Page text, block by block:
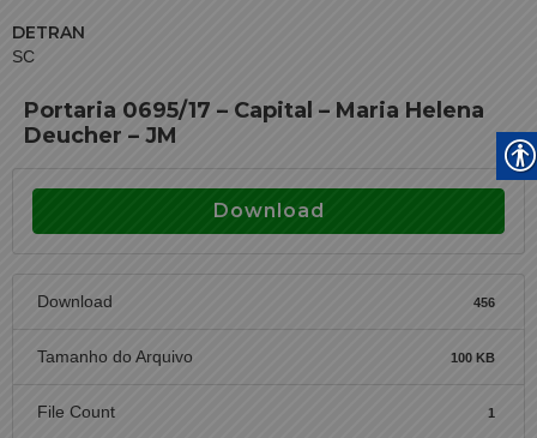
DETRAN
SC
Portaria 0695/17 – Capital – Maria Helena
Deucher – JM
Download
Download 456
Tamanho do Arquivo 100 KB
File Count 1